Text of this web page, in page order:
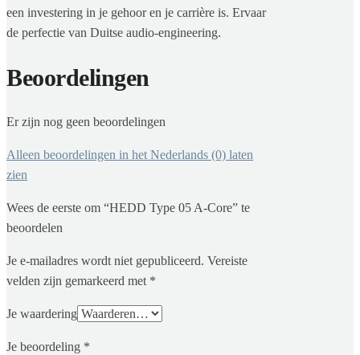
een investering in je gehoor en je carrière is. Ervaar
de perfectie van Duitse audio-engineering.
Beoordelingen
Er zijn nog geen beoordelingen
Alleen beoordelingen in het Nederlands (0) laten
zien
Wees de eerste om “HEDD Type 05 A-Core” te
beoordelen
Je e-mailadres wordt niet gepubliceerd. Vereiste
velden zijn gemarkeerd met *
Je waardering
Je beoordeling *